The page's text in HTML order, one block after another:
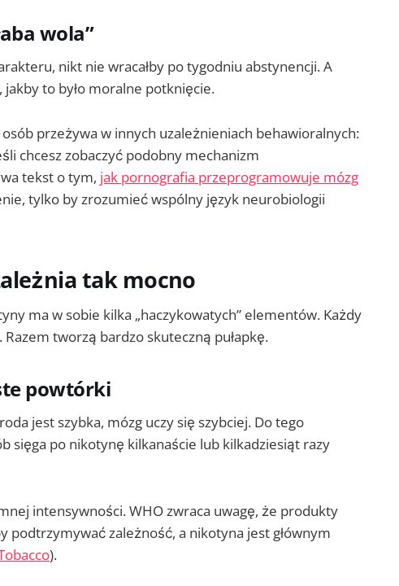
wola”
nikt nie wracałby po tygodniu abstynencji. A
to było moralne potknięcie.
przeżywa w innych uzależnieniach behawioralnych:
chcesz zobaczyć podobny mechanizm
tekst o tym, jak pornografia przeprogramowuje mózg
tylko by zrozumieć wspólny język neurobiologii
tak mocno
ma w sobie kilka „haczykowatych” elementów. Każdy
tworzą bardzo skuteczną pułapkę.
powtórki
jest szybka, mózg uczy się szybciej. Do tego
sięga po nikotynę kilkanaście lub kilkadziesiąt razy
intensywności. WHO zwraca uwagę, że produkty
podtrzymywać zależność, a nikotyna jest głównym
).